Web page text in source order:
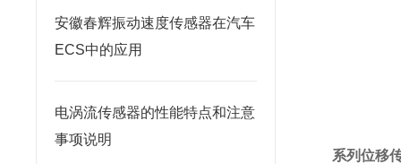
安徽春辉振动速度传感器在汽车
ECS中的应用
电涡流传感器的性能特点和注意
事项说明
系列位移